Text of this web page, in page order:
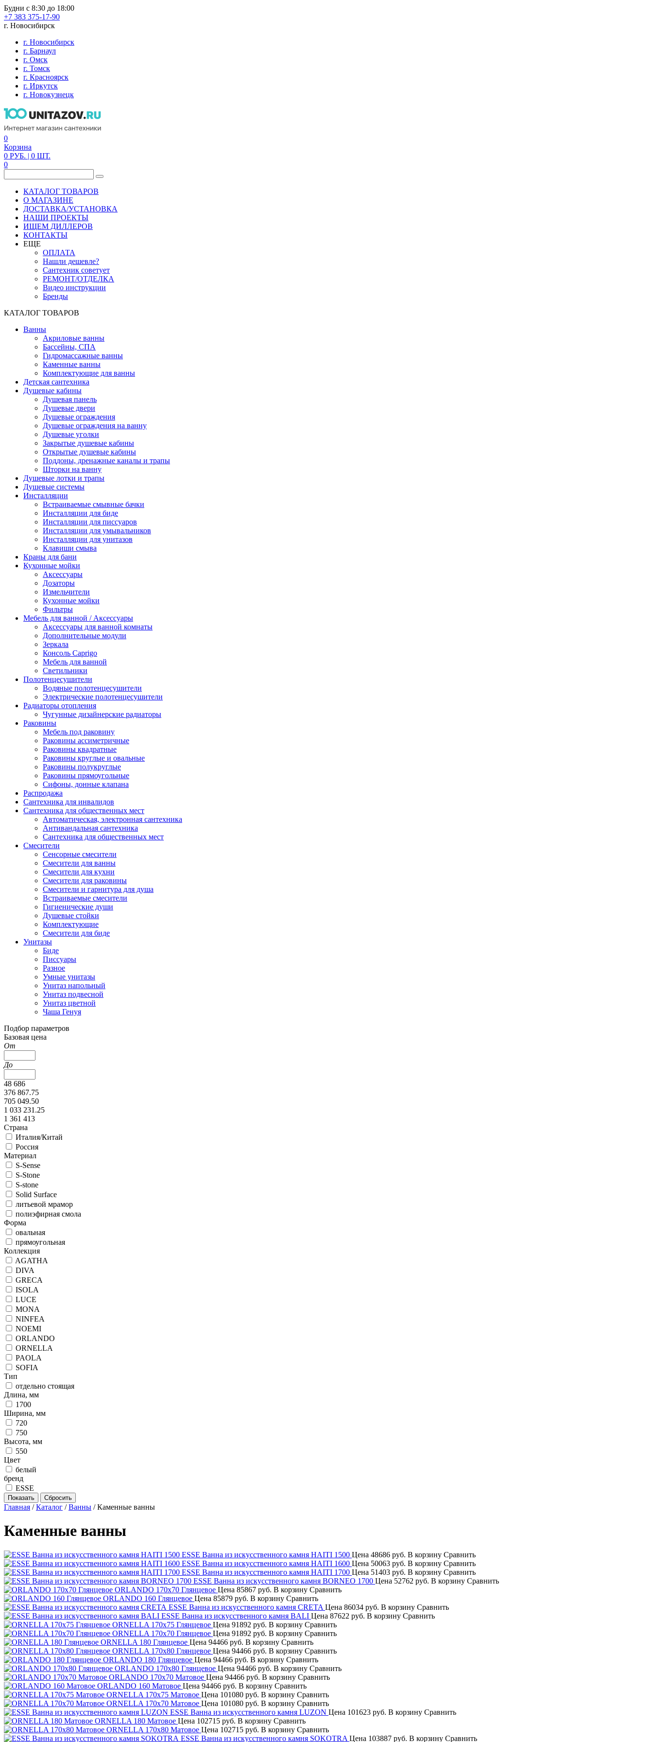
Будни с 8:30 до 18:00
+7 383 375-17-90
г. Новосибирск
г. Новосибирск
г. Барнаул
г. Омск
г. Томск
г. Красноярск
г. Иркутск
г. Новокузнецк
0
Корзина
0 РУБ. | 0 ШТ.
0
КАТАЛОГ ТОВАРОВ
О МАГАЗИНЕ
ДОСТАВКА/УСТАНОВКА
НАШИ ПРОЕКТЫ
ИЩЕМ ДИЛЛЕРОВ
КОНТАКТЫ
ЕЩЕ
ОПЛАТА
Нашли дешевле?
Сантехник советует
РЕМОНТ/ОТДЕЛКА
Видео инструкции
Бренды
КАТАЛОГ ТОВАРОВ
Ванны
Акриловые ванны
Бассейны, СПА
Гидромассажные ванны
Каменные ванны
Комплектующие для ванны
Детская сантехника
Душевые кабины
Душевая панель
Душевые двери
Душевые ограждения
Душевые ограждения на ванну
Душевые уголки
Закрытые душевые кабины
Открытые душевые кабины
Поддоны, дренажные каналы и трапы
Шторки на ванну
Душевые лотки и трапы
Душевые системы
Инсталляции
Встраиваемые смывные бачки
Инсталляции для биде
Инсталляции для писсуаров
Инсталляции для умывальников
Инсталляции для унитазов
Клавиши смыва
Краны для бани
Кухонные мойки
Аксессуары
Дозаторы
Измельчители
Кухонные мойки
Фильтры
Мебель для ванной / Аксессуары
Аксессуары для ванной комнаты
Дополнительные модули
Зеркала
Консоль Caprigo
Мебель для ванной
Светильники
Полотенцесушители
Водяные полотенцесушители
Электрические полотенцесушители
Радиаторы отопления
Чугунные дизайнерские радиаторы
Раковины
Мебель под раковину
Раковины ассиметричные
Раковины квадратные
Раковины круглые и овальные
Раковины полукруглые
Раковины прямоугольные
Сифоны, донные клапана
Распродажа
Сантехника для инвалидов
Сантехника для общественных мест
Автоматическая, электронная сантехника
Антивандальная сантехника
Сантехника для общественных мест
Смесители
Сенсорные смесители
Смесители для ванны
Смесители для кухни
Смесители для раковины
Смесители и гарнитура для душа
Встраиваемые смесители
Гигиенические души
Душевые стойки
Комплектующие
Смесители для биде
Унитазы
Биде
Писсуары
Разное
Умные унитазы
Унитаз напольный
Унитаз подвесной
Унитаз цветной
Чаша Генуя
Подбор параметров
Базовая цена
От
До
48 686
376 867.75
705 049.50
1 033 231.25
1 361 413
Страна
Италия/Китай
Россия
Материал
S-Sense
S-Stone
S-stone
Solid Surface
литьевой мрамор
полиэфирная смола
Форма
овальная
прямоугольная
Коллекция
AGATHA
DIVA
GRECA
ISOLA
LUCE
MONA
NINFEA
NOEMI
ORLANDO
ORNELLA
PAOLA
SOFIA
Тип
отдельно стоящая
Длина, мм
1700
Ширина, мм
720
750
Высота, мм
550
Цвет
белый
бренд
ESSE
Главная /Каталог /Ванны /Каменные ванны
Каменные ванны
ESSE Ванна из искусственного камня HAITI 1500 Цена 48686 руб. В корзину Сравнить
ESSE Ванна из искусственного камня HAITI 1600 Цена 50063 руб. В корзину Сравнить
ESSE Ванна из искусственного камня HAITI 1700 Цена 51403 руб. В корзину Сравнить
ESSE Ванна из искусственного камня BORNEO 1700 Цена 52762 руб. В корзину Сравнить
ORLANDO 170х70 Глянцевое Цена 85867 руб. В корзину Сравнить
ORLANDO 160 Глянцевое Цена 85879 руб. В корзину Сравнить
ESSE Ванна из искусственного камня CRETA Цена 86034 руб. В корзину Сравнить
ESSE Ванна из искусственного камня BALI Цена 87622 руб. В корзину Сравнить
ORNELLA 170х75 Глянцевое Цена 91892 руб. В корзину Сравнить
ORNELLA 170х70 Глянцевое Цена 91892 руб. В корзину Сравнить
ORNELLA 180 Глянцевое Цена 94466 руб. В корзину Сравнить
ORNELLA 170х80 Глянцевое Цена 94466 руб. В корзину Сравнить
ORLANDO 180 Глянцевое Цена 94466 руб. В корзину Сравнить
ORLANDO 170х80 Глянцевое Цена 94466 руб. В корзину Сравнить
ORLANDO 170х70 Матовое Цена 94466 руб. В корзину Сравнить
ORLANDO 160 Матовое Цена 94466 руб. В корзину Сравнить
ORNELLA 170х75 Матовое Цена 101080 руб. В корзину Сравнить
ORNELLA 170х70 Матовое Цена 101080 руб. В корзину Сравнить
ESSE Ванна из искусственного камня LUZON Цена 101623 руб. В корзину Сравнить
ORNELLA 180 Матовое Цена 102715 руб. В корзину Сравнить
ORNELLA 170х80 Матовое Цена 102715 руб. В корзину Сравнить
ESSE Ванна из искусственного камня SOKOTRA Цена 103887 руб. В корзину Сравнить